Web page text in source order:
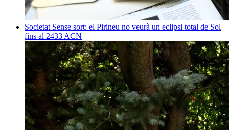
Societat Sense sort: el Pirineu no veurà un eclipsi total de Sol
fins al 2433 ACN